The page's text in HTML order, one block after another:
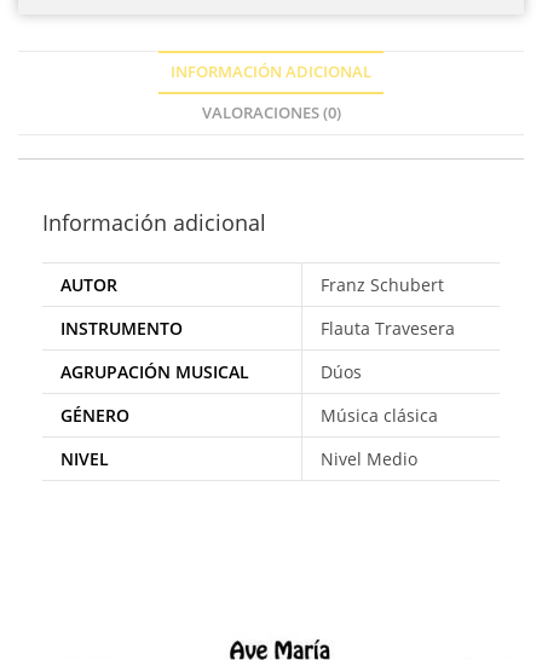
INFORMACIÓN ADICIONAL
VALORACIONES (0)
Información adicional
AUTOR
Franz Schubert
INSTRUMENTO
Flauta Travesera
AGRUPACIÓN MUSICAL
Dúos
GÉNERO
Música clásica
NIVEL
Nivel Medio